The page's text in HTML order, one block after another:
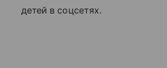
детей в соцсетях.